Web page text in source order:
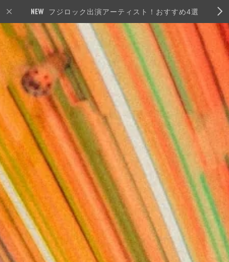
フジロック出演アーティスト！おすすめ4選